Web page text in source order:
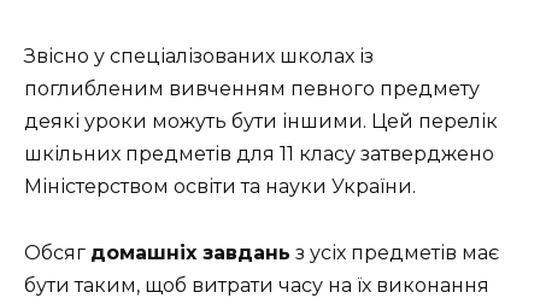
Звісно у спеціалізованих школах із
поглибленим вивченням певного предмету
деякі уроки можуть бути іншими. Цей перелік
шкільних предметів для 11 класу затверджено
Міністерством освіти та науки України.
Обсяг домашніх завдань з усіх предметів має
бути таким, щоб витрати часу на їх виконання